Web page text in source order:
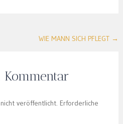
WIE MANN SICH PFLEGT →
Kommentar
veröffentlicht. Erforderliche